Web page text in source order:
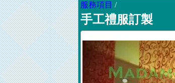
服務項目 /
手工禮服訂製